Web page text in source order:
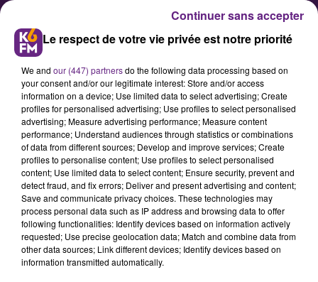
L’offre de transport s’étend au-
delà de la métropole dijonnaise
Ce lundi 20 janvier, les
communautés de communes de la
Plaine Dijonnaise et de Norge et
Tille ont signé un accord avec Keolis
Le respect de votre vie privée est notre priorité
We and our (447) partnersdo the following data processing based on
your consent and/or our legitimate interest: Store and/or access
information on a device; Use limited data to select advertising; Create
profiles for personalised advertising; Use profiles to select personalised
advertising; Measure advertising performance; Measure content
performance; Understand audiences through statistics or combinations
of data from different sources; Develop and improve services; Create
profiles to personalise content; Use profiles to select personalised
content; Use limited data to select content; Ensure security, prevent and
detect fraud, and fix errors; Deliver and present advertising and content;
Save and communicate privacy choices. These technologies may
process personal data such as IP address and browsing data to offer
following functionalities: Identify devices based on information actively
requested; Use precise geolocation data; Match and combine data from
other data sources; Link different devices; Identify devices based on
information transmitted automatically.
Continuer sans accepter